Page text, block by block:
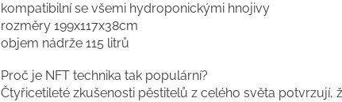
kompatibilní se všemi hydroponickými hnojivy
rozměry 199x117x38cm
objem nádrže 115 litrů
Proč je NFT technika tak populární?
Čtyřicetileté zkušenosti pěstitelů z celého světa potvrzují,